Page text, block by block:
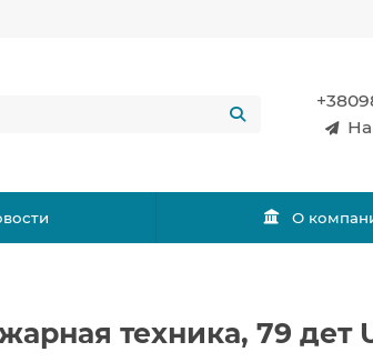
О
техника, 79